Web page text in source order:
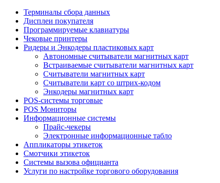
Терминалы сбора данных
Дисплеи покупателя
Программируемые клавиатуры
Чековые принтеры
Ридеры и Энкодеры пластиковых карт
Автономные считыватели магнитных карт
Встраиваемые считыватели магнитных карт
Считыватели магнитных карт
Считыватели карт со штрих-кодом
Энкодеры магнитных карт
POS-системы торговые
POS Мониторы
Информационные системы
Прайс-чекеры
Электронные информационные табло
Аппликаторы этикеток
Смотчики этикеток
Системы вызова официанта
Услуги по настройке торгового оборудования